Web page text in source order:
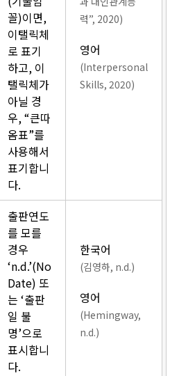
꼴)이면,
이탤릭체
로 표기
하고, 이
탤릭체가
아닐 경
우, “큰따
옴표”를
사용해서
표기합니
다.
력”, 2020)
영어
(Interpersonal
Skills, 2020)
출판연도
를 모를
경우
‘n.d.’(No
Date) 또
는 ‘출판
일 불
명’으로
표시합니
다.
한국어
(김영하, n.d.)
영어
(Hemingway,
n.d.)